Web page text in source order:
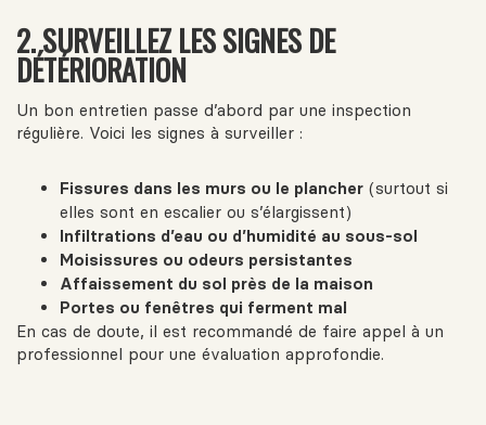
2. SURVEILLEZ LES SIGNES DE
DÉTÉRIORATION
Un bon entretien passe d’abord par une inspection
régulière. Voici les signes à surveiller :
Fissures dans les murs ou le plancher (surtout si
elles sont en escalier ou s’élargissent)
Infiltrations d’eau ou d’humidité au sous-sol
Moisissures ou odeurs persistantes
Affaissement du sol près de la maison
Portes ou fenêtres qui ferment mal
En cas de doute, il est recommandé de faire appel à un
professionnel pour une évaluation approfondie.